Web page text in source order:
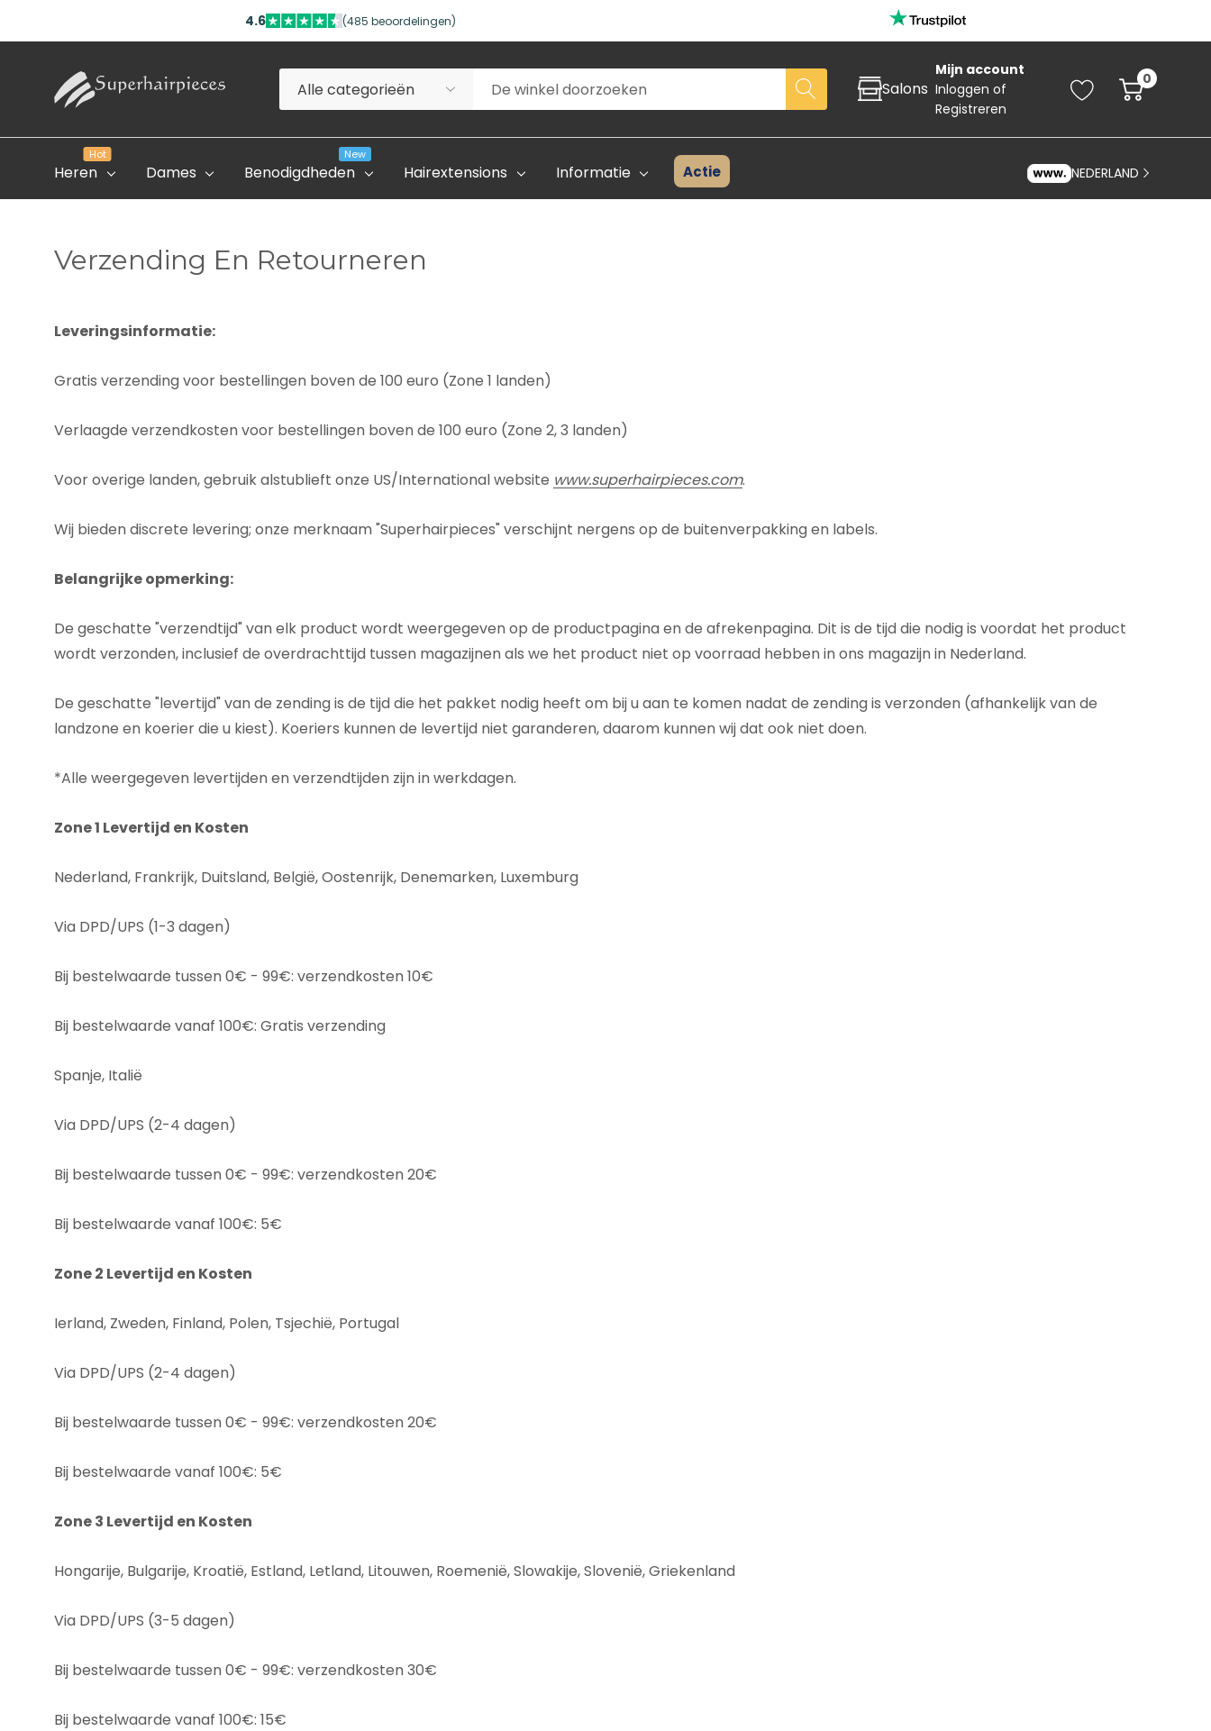
4.6 (485 beoordelingen)
Alle
categorieën
Zoeken Salons
Mijn account
Inloggenof
Registreren
0
Heren
Hot
Dames Benodigdheden
New
Hairextensions Informatie
Professioneel Account
FAQ
Contact
Verzending En Retourneren
Actie NEDERLAND
Verzending En Retourneren
Leveringsinformatie:
Gratis verzending voor bestellingen boven de 100 euro (Zone 1 landen)
Verlaagde verzendkosten voor bestellingen boven de 100 euro (Zone 2, 3 landen)
Voor overige landen, gebruik alstublieft onze US/International website www.superhairpieces.com.
Wij bieden discrete levering; onze merknaam "Superhairpieces" verschijnt nergens op de buitenverpakking en labels.
Belangrijke opmerking:
De geschatte "verzendtijd" van elk product wordt weergegeven op de productpagina en de afrekenpagina. Dit is de tijd die nodig is voordat het product
wordt verzonden, inclusief de overdrachttijd tussen magazijnen als we het product niet op voorraad hebben in ons magazijn in Nederland.
De geschatte "levertijd" van de zending is de tijd die het pakket nodig heeft om bij u aan te komen nadat de zending is verzonden (afhankelijk van de
landzone en koerier die u kiest). Koeriers kunnen de levertijd niet garanderen, daarom kunnen wij dat ook niet doen.
*Alle weergegeven levertijden en verzendtijden zijn in werkdagen.
Zone 1 Levertijd en Kosten
Nederland, Frankrijk, Duitsland, België, Oostenrijk, Denemarken, Luxemburg
Via DPD/UPS (1-3 dagen)
Bij bestelwaarde tussen 0€ - 99€: verzendkosten 10€
Bij bestelwaarde vanaf 100€: Gratis verzending
Spanje, Italië
Via DPD/UPS (2-4 dagen)
Bij bestelwaarde tussen 0€ - 99€: verzendkosten 20€
Bij bestelwaarde vanaf 100€: 5€
Zone 2 Levertijd en Kosten
Ierland, Zweden, Finland, Polen, Tsjechië, Portugal
Via DPD/UPS (2-4 dagen)
Bij bestelwaarde tussen 0€ - 99€: verzendkosten 20€
Bij bestelwaarde vanaf 100€: 5€
Zone 3 Levertijd en Kosten
Hongarije, Bulgarije, Kroatië, Estland, Letland, Litouwen, Roemenië, Slowakije, Slovenië, Griekenland
Via DPD/UPS (3-5 dagen)
Bij bestelwaarde tussen 0€ - 99€: verzendkosten 30€
Bij bestelwaarde vanaf 100€: 15€